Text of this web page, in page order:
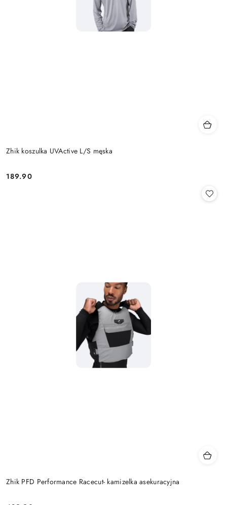
Zhik koszulka UVActive L/S męska
Cena:
189.90
Zhik PFD Performance Racecut- kamizelka asekuracyjna